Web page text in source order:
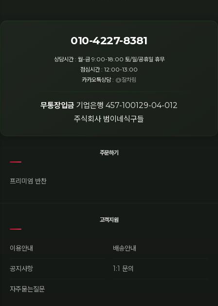
010-4227-8381
상담시간 : 월-금 9:00-18:00 토/일/공휴일 휴무
점심시간 : 12:00-13:00
카카오톡상담 : @잘차림
무통장입금 기업은행 457-100129-04-012
주식회사 범이네식구들
주문하기
프리미엄 반찬
고객지원
이용안내 배송안내
공지사항 1:1 문의
자주묻는질문